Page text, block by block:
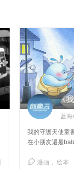
《
我的守護天使童
在小朋友還是
蓝海
 漫画， 绘本